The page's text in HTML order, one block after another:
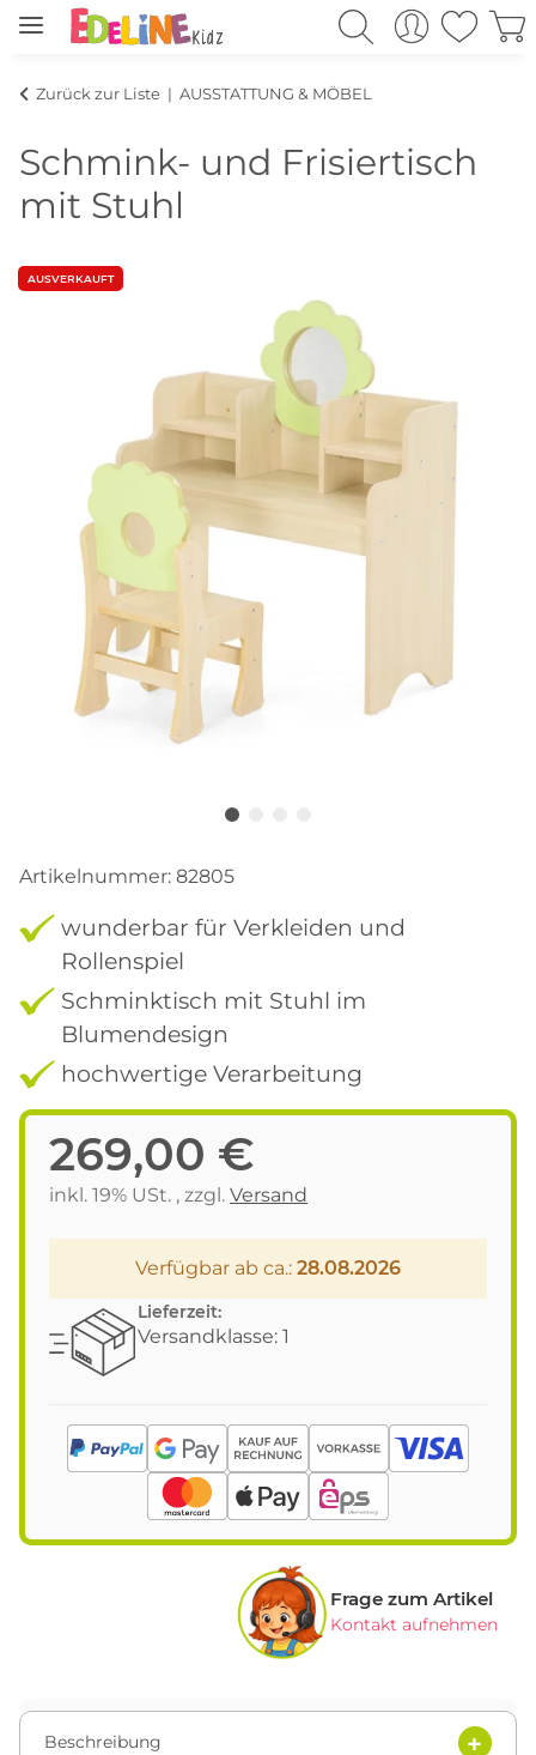
Zurück zur Liste AUSSTATTUNG & MÖBEL
Schmink- und Frisiertisch
mit Stuhl
AUSVERKAUFT
Artikelnummer: 82805
wunderbar für Verkleiden und
Rollenspiel
Schminktisch mit Stuhl im
Blumendesign
hochwertige Verarbeitung
269,00 €
inkl. 19% USt. , zzgl. Versand
Verfügbar ab ca.: 28.08.2026
Lieferzeit:
Versandklasse: 1
Frage zum Artikel
Kontakt aufnehmen
Beschreibung